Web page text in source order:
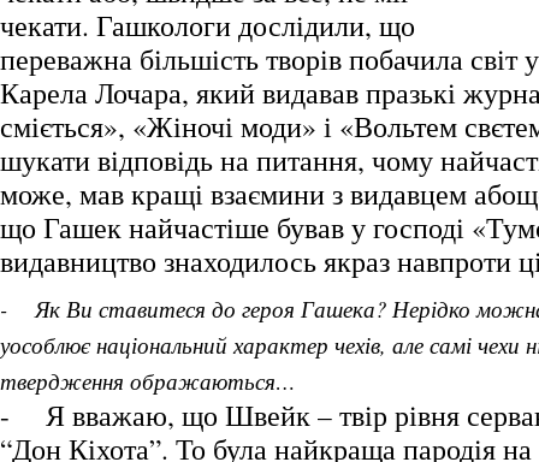
чекати. Гашкологи дослідили, що
переважна більшість творів побачила світ
Карела Лочара, який видавав празькі
сміється», «Жіночі моди» і «Вольтем
шукати відповідь на питання, чому
може, мав кращі взаємини з видавцем
що Гашек найчастіше бував у господі
видавництво знаходилось якраз навпроти
- Як Ви ставитеся до героя Гашека? Нерідко
уособлює національний характер чехів, але самі чехи
твердження ображаються…
- Я вважаю, що Швейк – твір рівня
“Дон Кіхота”. То була найкраща пародія на